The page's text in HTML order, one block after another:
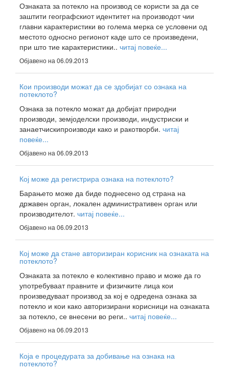
Ознаката за потекло на производ се користи за да се
заштити географскиот идентитет на производот чии
главни карактеристики во голема мерка се условени од
местото односно регионот каде што се произведени,
при што тие карактеристики.. читај повеќе...
Објавено на 06.09.2013
Кои производи можат да се здобијат со ознака на
потеклото?
Ознака за потекло можат да добијат природни
производи, земјоделски производи, индустриски и
занаетчискипроизводи како и ракотворби. читај
повеќе...
Објавено на 06.09.2013
Кој може да регистрира ознака на потеклото?
Барањето може да биде поднесено од страна на
државен орган, локален административен орган или
производителот. читај повеќе...
Објавено на 06.09.2013
Кој може да стане авторизиран корисник на ознаката на
потеклото?
Ознаката за потекло е колективно право и може да го
употребуваат правните и физичките лица кои
произведуваат производ за кој е одредена ознака за
потекло и кои како авторизирани корисници на ознаката
за потекло, се внесени во реги.. читај повеќе...
Објавено на 06.09.2013
Која е процедурата за добивање на ознака на
потеклото?